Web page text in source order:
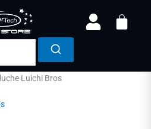
Luichi Bros